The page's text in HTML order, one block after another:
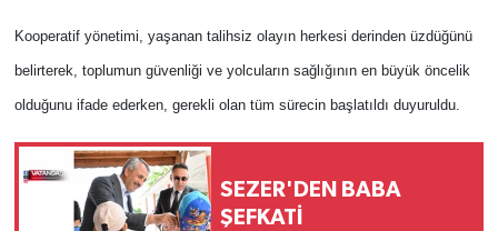
Kooperatif yönetimi, yaşanan talihsiz olayın herkesi derinden üzdüğünü
belirterek, toplumun güvenliği ve yolcuların sağlığının en büyük öncelik
olduğunu ifade ederken, gerekli olan tüm sürecin başlatıldı duyuruldu.
SEZER'DEN BABA
ŞEFKATİ